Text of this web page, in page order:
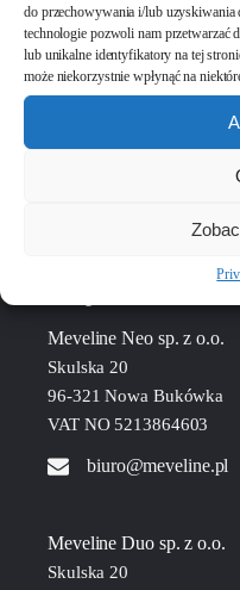
do przechowywania i/lub uzyskiwania
technologie pozwoli nam przetwarzać
lub unikalne identyfikatory na tej
może niekorzystnie wpłynąć na
NIP 9512398737
Meveline Neo sp. z o.o.
Skulska 20
96-321 Nowa Bukówka
VAT NO 5213864603
biuro@meveline.pl
Meveline Duo sp. z o.o.
Skulska 20